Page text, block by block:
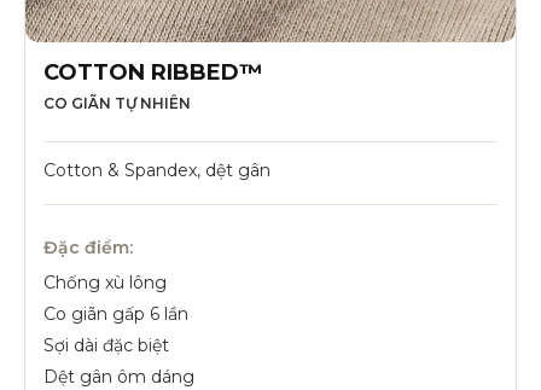
COTTON RIBBED™
CO GIÃN TỰ NHIÊN
Cotton & Spandex, dệt gân
Đặc điểm:
Chống xù lông
Co giãn gấp 6 lần
Sợi dài đặc biệt
Dệt gân ôm dáng